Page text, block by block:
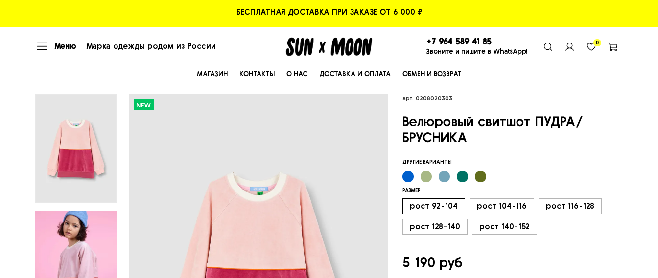
БЕСПЛАТНАЯ ДОСТАВКА ПРИ ЗАКАЗЕ ОТ 6 000 ₽
Меню Марка одежды родом из России +7 964 589 41 85
Звоните и пишите в WhatsApp!
0
МАГАЗИН КОНТАКТЫ О НАС ДОСТАВКА И ОПЛАТА ОБМЕН И ВОЗВРАТ
NEW
арт. 0208020303
Велюровый свитшот ПУДРА/
БРУСНИКА
ДРУГИЕ ВАРИАНТЫ
РАЗМЕР
рост 92-104 рост 104-116 рост 116-128
рост 128-140 рост 140-152
5 190 руб